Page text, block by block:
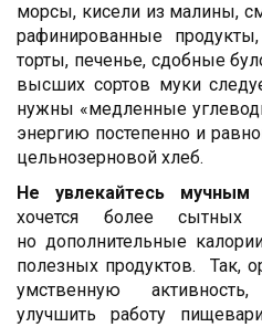
морсы, кисели из малины,
рафинированные
торты, печенье, сдобные
высших сортов муки
нужны «медленные
энергию постепенно и
цельнозерновой хлеб.
Не увлекайтесь мучным
хочется более
но дополнительные
полезных продуктов. Так,
умственную
улучшить работу